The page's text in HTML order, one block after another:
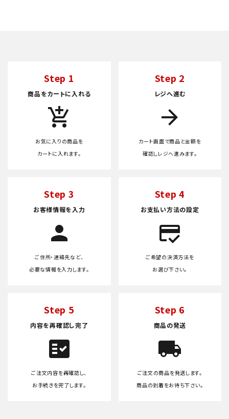
Step 1
商品をカートに入れる
add_shopping_cart
お気に入りの商品を
カートに入れます。
Step 2
レジへ進む
arrow_forward
カート画面で商品と金額を
確認しレジへ進みます。
Step 3
お客様情報を入力
person
ご住所・連絡先など、
必要な情報を入力します。
Step 4
お支払い方法の設定
credit_score
ご希望の決済方法を
お選び下さい。
Step 5
内容を再確認し完了
fact_check
ご注文内容を再確認し、
お手続きを完了します。
Step 6
商品の発送
local_shipping
ご注文の商品を発送します。
商品の到着をお待ち下さい。